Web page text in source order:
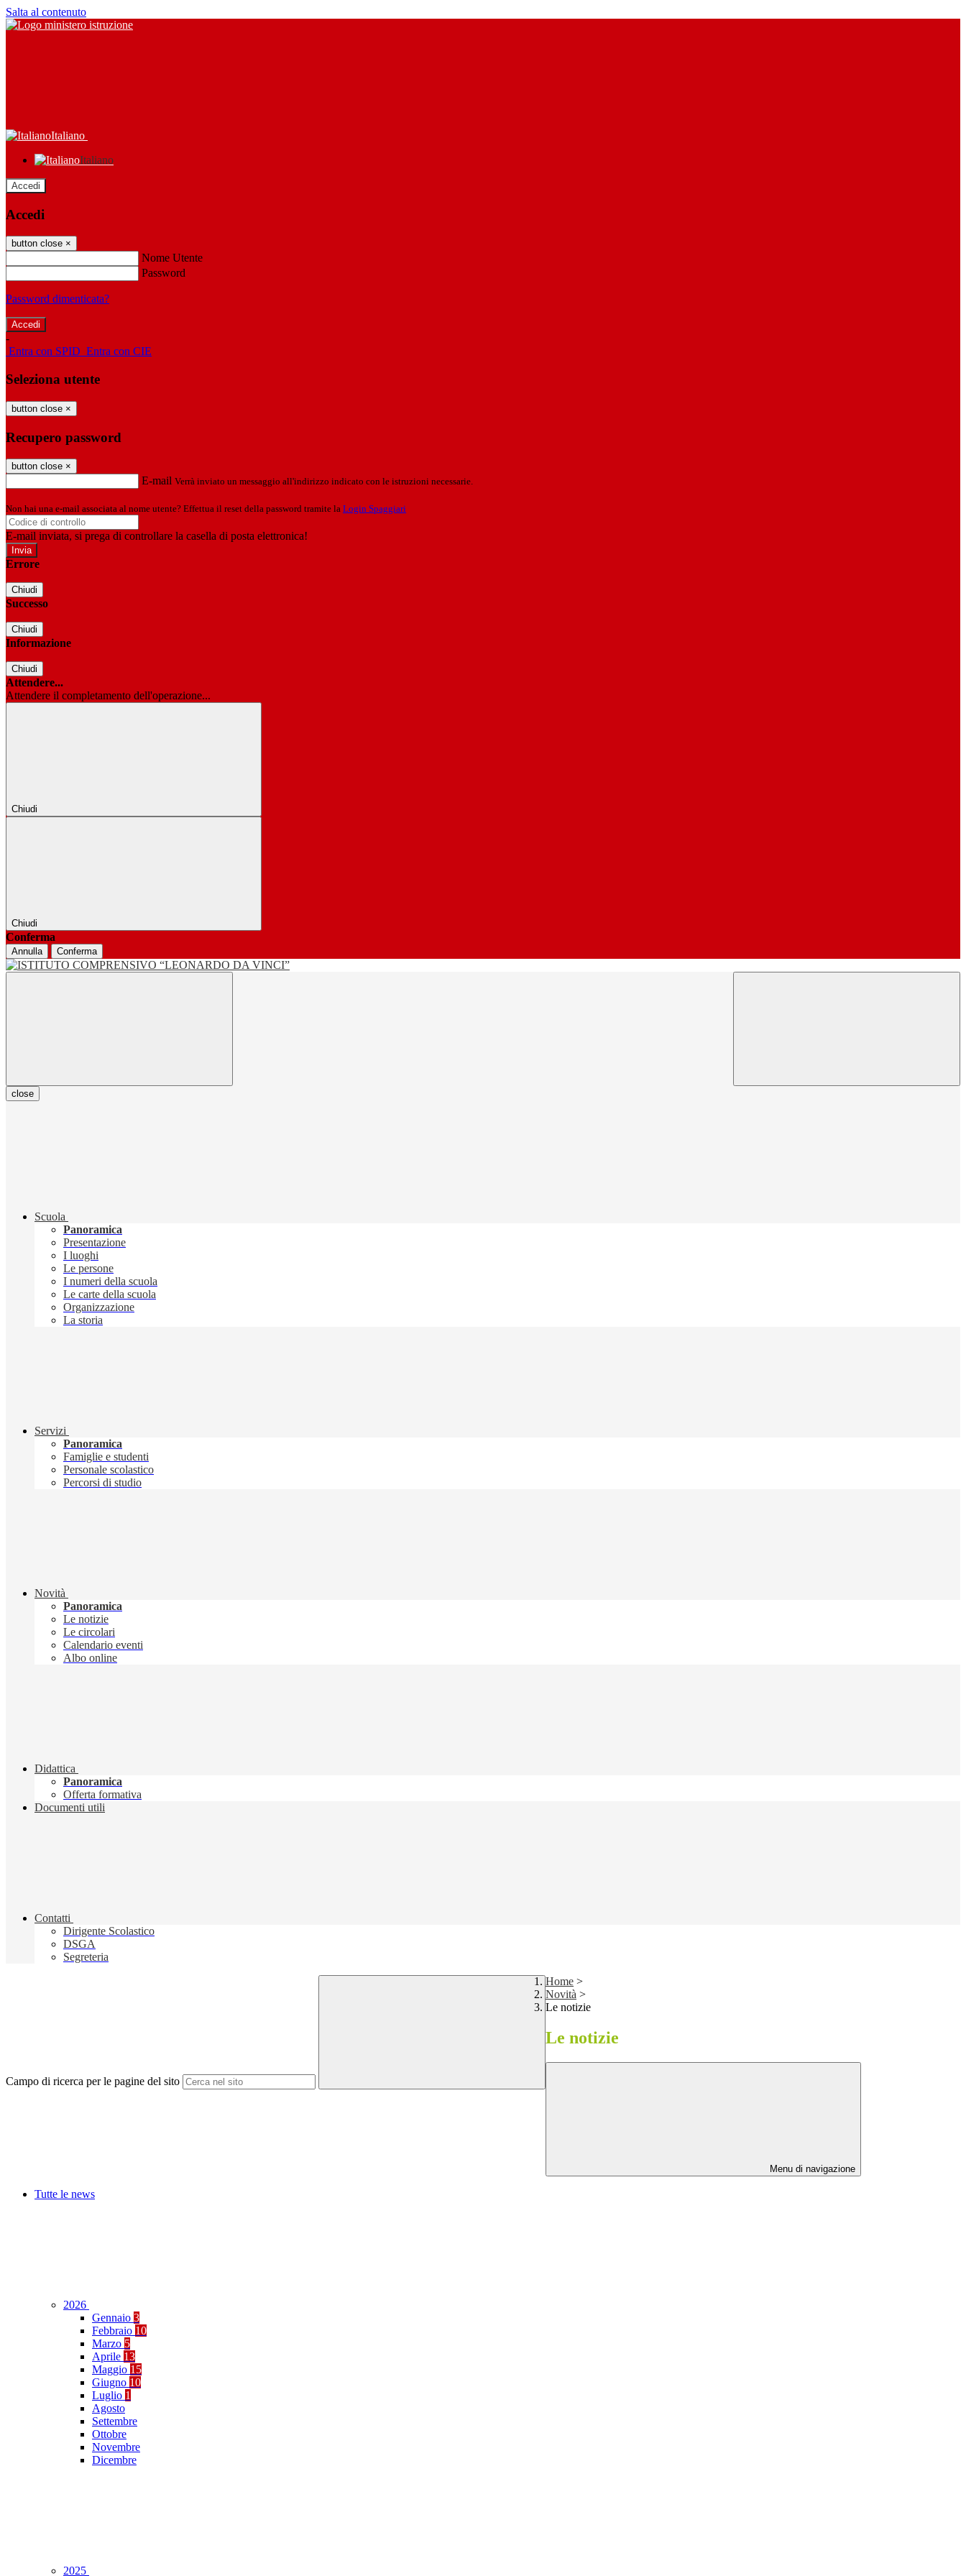
Salta al contenuto
Italiano
Italiano
Accedi
Accedi
button close ×
Nome Utente
Password
Password dimenticata?
-
Entra con SPID Entra con CIE
Seleziona utente
button close ×
Recupero password
button close ×
E-mail Verrà inviato un messaggio all'indirizzo indicato con le istruzioni necessarie.
Non hai una e-mail associata al nome utente? Effettua il reset della password tramite la Login Spaggiari
E-mail inviata, si prega di controllare la casella di posta elettronica!
Errore
Chiudi
Successo
Chiudi
Informazione
Chiudi
Attendere...
Attendere il completamento dell'operazione...
Chiudi
Chiudi
Conferma
Annulla Conferma
close
Scuola
Panoramica
Presentazione
I luoghi
Le persone
I numeri della scuola
Le carte della scuola
Organizzazione
La storia
Servizi
Panoramica
Famiglie e studenti
Personale scolastico
Percorsi di studio
Novità
Panoramica
Le notizie
Le circolari
Calendario eventi
Albo online
Didattica
Panoramica
Offerta formativa
Documenti utili
Contatti
Dirigente Scolastico
DSGA
Segreteria
Campo di ricerca per le pagine del sito
Home >
Novità >
Le notizie
Le notizie
Menu di navigazione
Tutte le news
2026
Gennaio 3
Febbraio 10
Marzo 5
Aprile 13
Maggio 15
Giugno 10
Luglio 1
Agosto
Settembre
Ottobre
Novembre
Dicembre
2025